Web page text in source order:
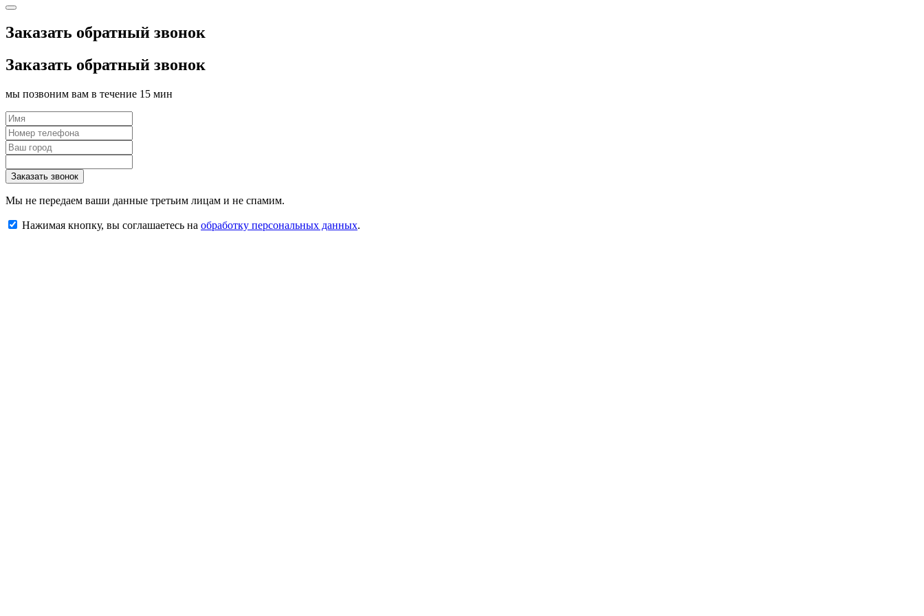
Заказать обратный звонок
Заказать обратный звонок
мы позвоним вам в течение 15 мин
Заказать звонок
Мы не передаем ваши данные третьим лицам и не спамим.
Нажимая кнопку, вы соглашаетесь на обработку персональных данных.